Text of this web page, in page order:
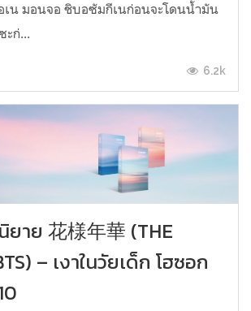
เน มอนจอ ชิบอซัมกีเนก่อนจะโดนน้ำมัน
ก่...
6.2k
าย 花様年華 (THE
– เงาในวัยเด็ก โฮซอก